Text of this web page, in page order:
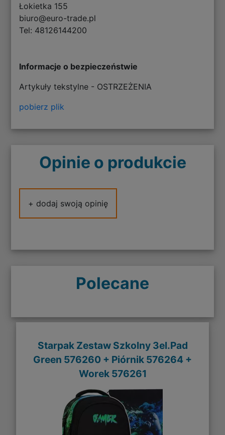
Łokietka 155
biuro@euro-trade.pl
Tel: 48126144200
Informacje o bezpieczeństwie
Artykuły tekstylne - OSTRZEŻENIA
pobierz plik
Opinie o produkcie
+ dodaj swoją opinię
Polecane
Starpak Zestaw Szkolny 3el.Pad
Green 576260 + Piórnik 576264 +
Worek 576261